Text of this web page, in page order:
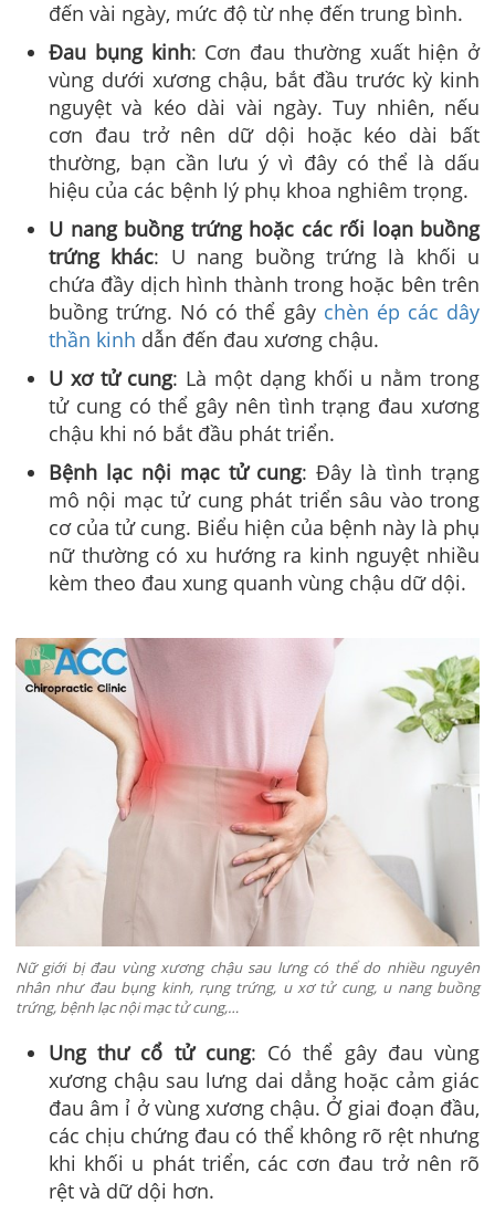
đến vài ngày, mức độ từ nhẹ đến trung bình.
Đau bụng kinh: Cơn đau thường xuất hiện ở
vùng dưới xương chậu, bắt đầu trước kỳ kinh
nguyệt và kéo dài vài ngày. Tuy nhiên, nếu
cơn đau trở nên dữ dội hoặc kéo dài bất
thường, bạn cần lưu ý vì đây có thể là dấu
hiệu của các bệnh lý phụ khoa nghiêm trọng.
U nang buồng trứng hoặc các rối loạn buồng
trứng khác: U nang buồng trứng là khối u
chứa đầy dịch hình thành trong hoặc bên trên
buồng trứng. Nó có thể gây chèn ép các dây
thần kinh dẫn đến đau xương chậu.
U xơ tử cung: Là một dạng khối u nằm trong
tử cung có thể gây nên tình trạng đau xương
chậu khi nó bắt đầu phát triển.
Bệnh lạc nội mạc tử cung: Đây là tình trạng
mô nội mạc tử cung phát triển sâu vào trong
cơ của tử cung. Biểu hiện của bệnh này là phụ
nữ thường có xu hướng ra kinh nguyệt nhiều
kèm theo đau xung quanh vùng chậu dữ dội.
Nữ giới bị đau vùng xương chậu sau lưng có thể do nhiều nguyên
nhân như đau bụng kinh, rụng trứng, u xơ tử cung, u nang buồng
trứng, bệnh lạc nội mạc tử cung,…
Ung thư cổ tử cung: Có thể gây đau vùng
xương chậu sau lưng dai dẳng hoặc cảm giác
đau âm ỉ ở vùng xương chậu. Ở giai đoạn đầu,
các chịu chứng đau có thể không rõ rệt nhưng
khi khối u phát triển, các cơn đau trở nên rõ
rệt và dữ dội hơn.